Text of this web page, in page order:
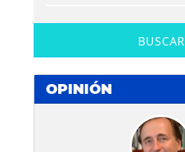
BUSCAR
OPINIÓN